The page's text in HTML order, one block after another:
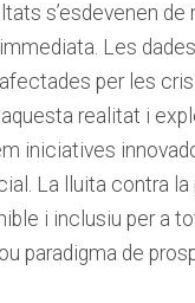
s’esdevenen
Les
per​ les‌
realitat i⁤
iniciatives
La‌ lluita contra
i ⁤inclusiu per a
⁤paradigma de